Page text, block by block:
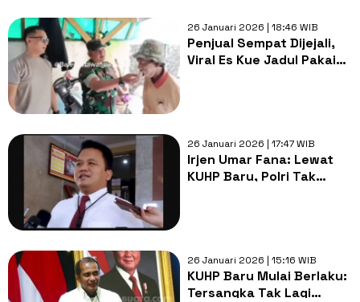
26 Januari 2026 | 18:46 WIB
Penjual Sempat Dijejali,
Viral Es Kue Jadul Pakai
26 Januari 2026 | 17:47 WIB
Irjen Umar Fana: Lewat
KUHP Baru, Polri Tak
26 Januari 2026 | 15:16 WIB
KUHP Baru Mulai Berlaku:
Tersangka Tak Lagi